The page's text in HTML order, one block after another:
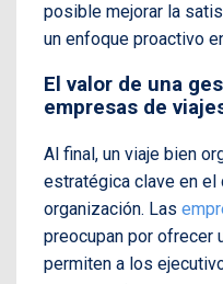
posible mejorar la
un enfoque proactivo
El valor de una
empresas de
Al final, un viaje bien
estratégica clave en
organización. Las
preocupan por ofrecer
permiten a los